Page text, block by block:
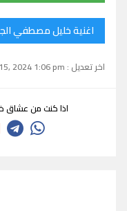
اغنية خليل مصطفي
اخر تعديل : September 15, 2024 1:06 pm
اذا كنت من عشاق